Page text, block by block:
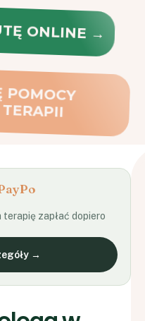
POMOCY
zapłać dopiero
→
w